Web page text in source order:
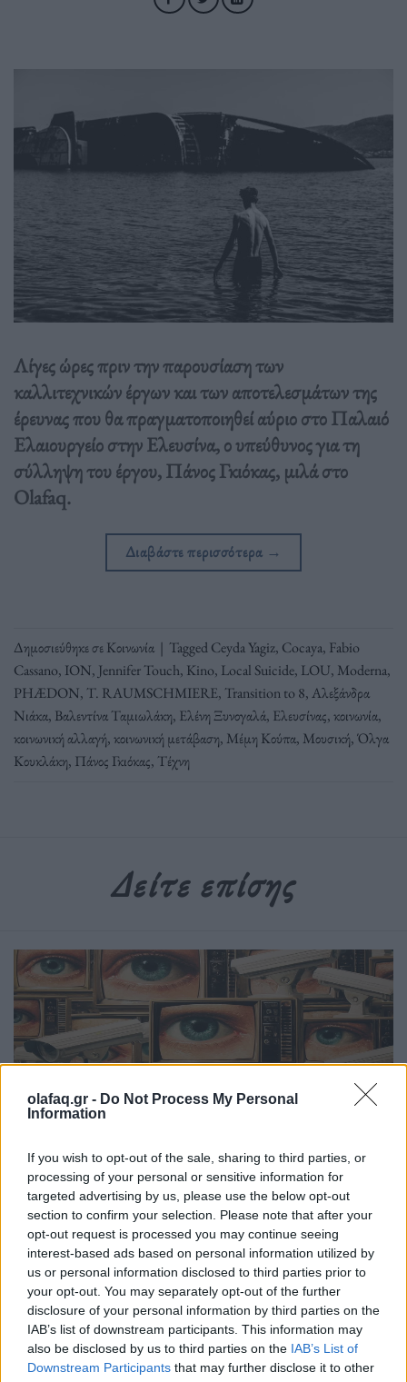
olafaq.gr - Do Not Process My Personal
Information
If you wish to opt-out of the sale, sharing to third parties, or
processing of your personal or sensitive information for
targeted advertising by us, please use the below opt-out
section to confirm your selection. Please note that after your
opt-out request is processed you may continue seeing
interest-based ads based on personal information utilized by
us or personal information disclosed to third parties prior to
your opt-out. You may separately opt-out of the further
disclosure of your personal information by third parties on the
IAB’s list of downstream participants. This information may
also be disclosed by us to third parties on the IAB’s List of
Downstream Participants that may further disclose it to other
Λίγες ώρες πριν την παρουσίαση των
καλλιτεχνικών έργων και των αποτελεσμάτων της
έρευνας που θα πραγματοποιηθεί αύριο στο Παλαιό
Ελαιουργείο στην Ελευσίνα, ο υπεύθυνος για τη
σύλληψη του έργου, Πάνος Γκιόκας, μιλά στο
Olafaq.
Διαβάστε περισσότερα →
Δημοσιεύθηκε σεΚοινωνία | TaggedCeyda Yagiz, Cocaya, Fabio
Cassano, ION, Jennifer Touch, Kino, Local Suicide, LOU, Moderna,
PHÆDON, T. RAUMSCHMIERE, Transition to 8,Αλεξάνδρα
Νιάκα, Βαλεντίνα Ταμιωλάκη, Ελένη Ξυνογαλά, Ελευσίνας,κοινωνία,
κοινωνική αλλαγή,κοινωνική μετάβαση, Μέμη Κούπα, Μουσική,Όλγα
Κουκλάκη, Πάνος Γκιόκας, Τέχνη
Δείτε επίσης
Κοινωνία
Η χρυσή εποχή της επιτήρησης: Όταν η
εργασία γίνεται διάφανο πεδίο ελέγχου
14.12.25
Η ψηφιακή παρακολούθηση μετατρέπει τον χώρο εργασίας σε
αόρατο πανόπτικον, ανατρέποντας ισορροπίες και
επανακαθορίζοντας τα όρια ιδιωτικότητας και ισχύος.